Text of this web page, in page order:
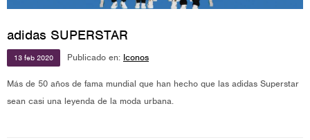
adidas SUPERSTAR
13 feb 2020 Publicado en: Iconos
Más de 50 años de fama mundial que han hecho que las adidas Superstar
sean casi una leyenda de la moda urbana.